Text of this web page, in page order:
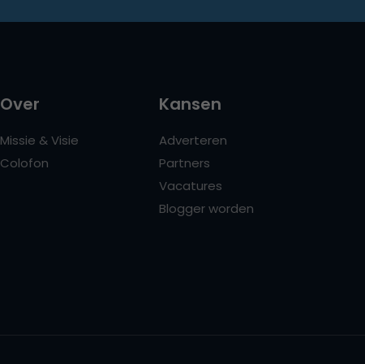
Over
Missie & Visie
Colofon
Kansen
Adverteren
Partners
Vacatures
Blogger worden